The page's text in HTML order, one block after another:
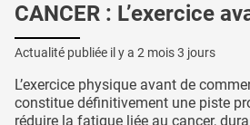
CANCER : L’exercice
Actualité publiée il y a 2 mois 3 jours
L’exercice physique avant de
constitue définitivement une piste
réduire la fatigue liée au cancer,